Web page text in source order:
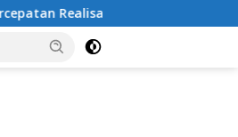
DPRD Balangan